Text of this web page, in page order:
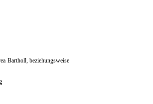
Bartholl, beziehungsweise